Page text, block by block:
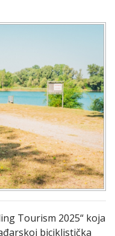
Tourism 2025“ koja
biciklistička